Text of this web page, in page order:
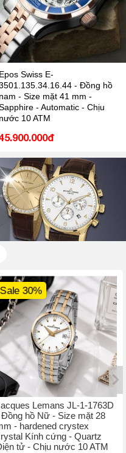
Epos Swiss E-
- Đồng hồ
nam - Size mặt 41 mm -
- Automatic - Chịu
nước 10 ATM
Sale 30%
Lemans JL-1-1763D
hồ Nữ - Size mặt 28
- hardened crystex
Kính cứng - Quartz
tử - Chịu nước 10 ATM